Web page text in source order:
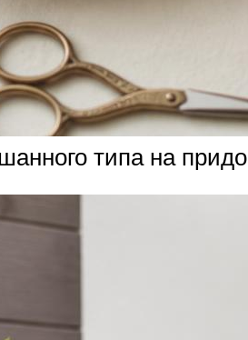
типа на